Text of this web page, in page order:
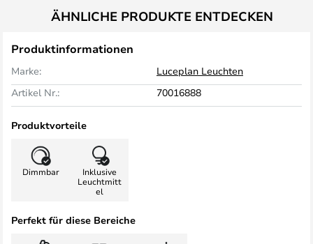
ÄHNLICHE PRODUKTE ENTDECKEN
Produktinformationen
Marke:
Luceplan Leuchten
Artikel Nr.:
70016888
Produktvorteile
Dimmbar
Inklusive
Leuchtmitt
el
Perfekt für diese Bereiche